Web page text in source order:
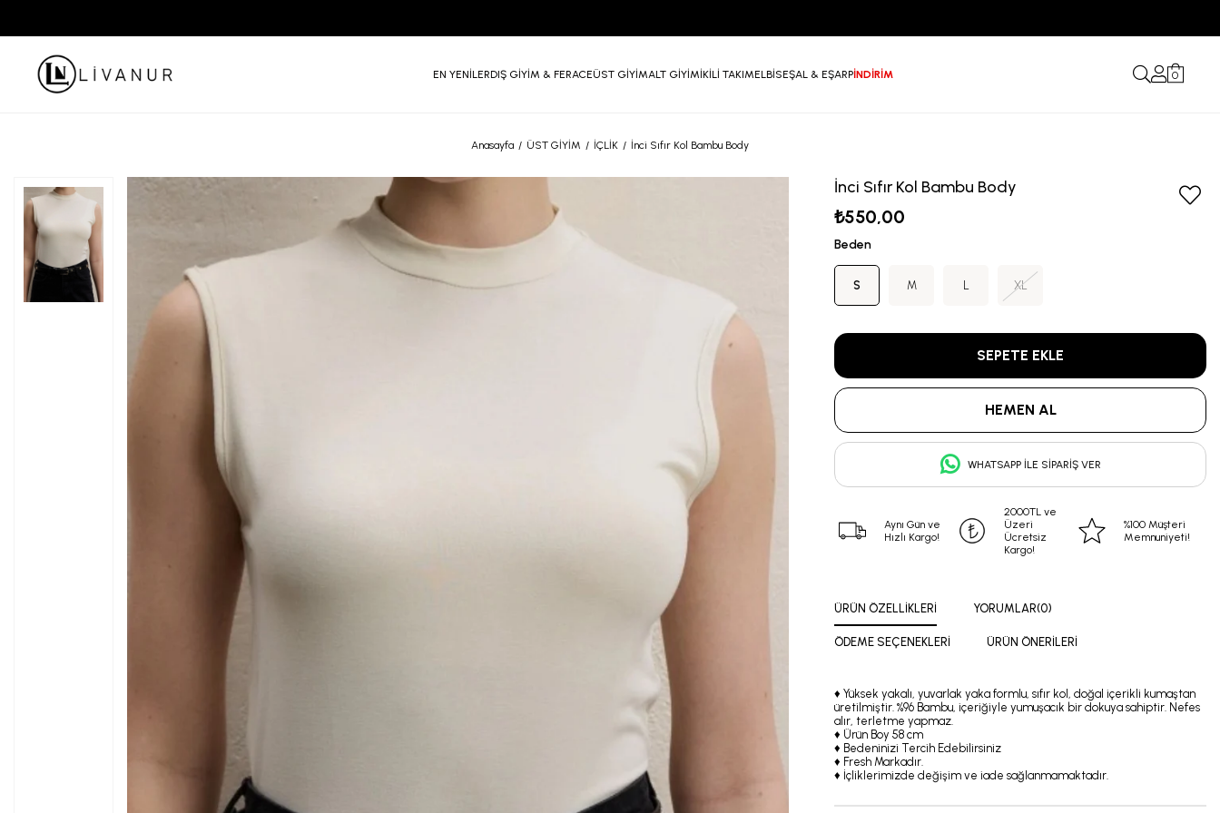
EN YENİLERDIŞ GİYİM & FERACEÜST GİYİMALT GİYİMİKİLİ TAKIMELBİSEŞAL & EŞARPİNDİRİM 0
Anasayfa ÜST GİYİM İÇLİK İnci Sıfır Kol Bambu Body
İnci Sıfır Kol Bambu Body
₺550,00
Beden
S M L XL
WHATSAPP İLE SIPARIŞ VER
Aynı Gün ve
Hızlı Kargo!
2000TL ve
Üzeri
Ücretsiz
Kargo!
%100 Müşteri
Memnuniyeti!
ÜRÜN ÖZELLIKLERI YORUMLAR(0)
ÖDEME SEÇENEKLERI ÜRÜN ÖNERILERI
♦ Yüksek yakalı, yuvarlak yaka formlu, sıfır kol, doğal içerikli kumaştan
üretilmiştir. %96 Bambu, içeriğiyle yumuşacık bir dokuya sahiptir. Nefes
alır, terletme yapmaz.
♦ Ürün Boy 58 cm
♦ Bedeninizi Tercih Edebilirsiniz
♦ Fresh Markadır.
♦ İçliklerimizde değişim ve iade sağlanmamaktadır.